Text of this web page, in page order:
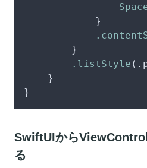
            }
        }
.listStyle
    }
}
SwiftUIから
る